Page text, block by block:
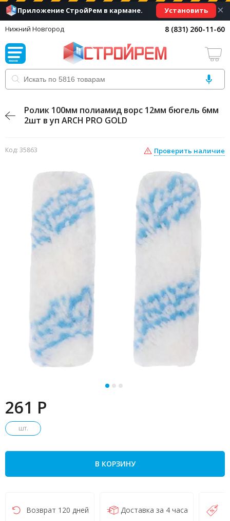
Приложение СтройРем в кармане. Установить ×
Нижний Новгород 8 (831) 260-11-60
Ролик 100мм полиамид ворс 12мм бюгель 6мм
2шт в уп ARCH PRO GOLD
Код: 35863 Проверить наличие
261 P
шт.
В КОРЗИНУ
Возврат 120 дней Доставка за 4 часа